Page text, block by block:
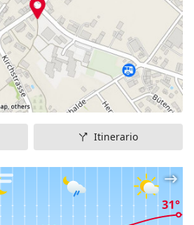
mele di Fredi
il paese, tra mele, pere,
e battute .
sono disponibili solo in
i negozi e la
interamente intorno alle
– migliore. Provare
Itinerario